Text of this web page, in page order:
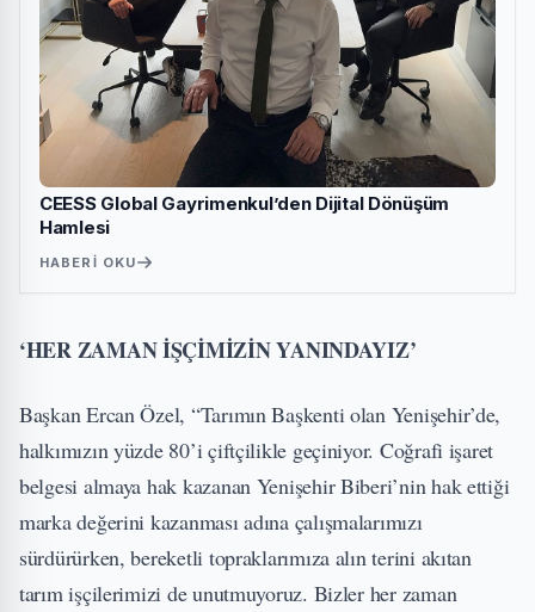
CEESS Global Gayrimenkul’den Dijital Dönüşüm
Hamlesi
HABERI OKU
‘HER ZAMAN İŞÇİMİZİN YANINDAYIZ’
Başkan Ercan Özel, “Tarımın Başkenti olan Yenişehir’de,
halkımızın yüzde 80’i çiftçilikle geçiniyor. Coğrafi işaret
belgesi almaya hak kazanan Yenişehir Biberi’nin hak ettiği
marka değerini kazanması adına çalışmalarımızı
sürdürürken, bereketli topraklarımıza alın terini akıtan
tarım işçilerimizi de unutmuyoruz. Bizler her zaman